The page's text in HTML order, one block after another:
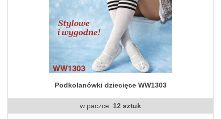
Podkolanówki dziecięce WW1303
w paczce: 12 sztuk